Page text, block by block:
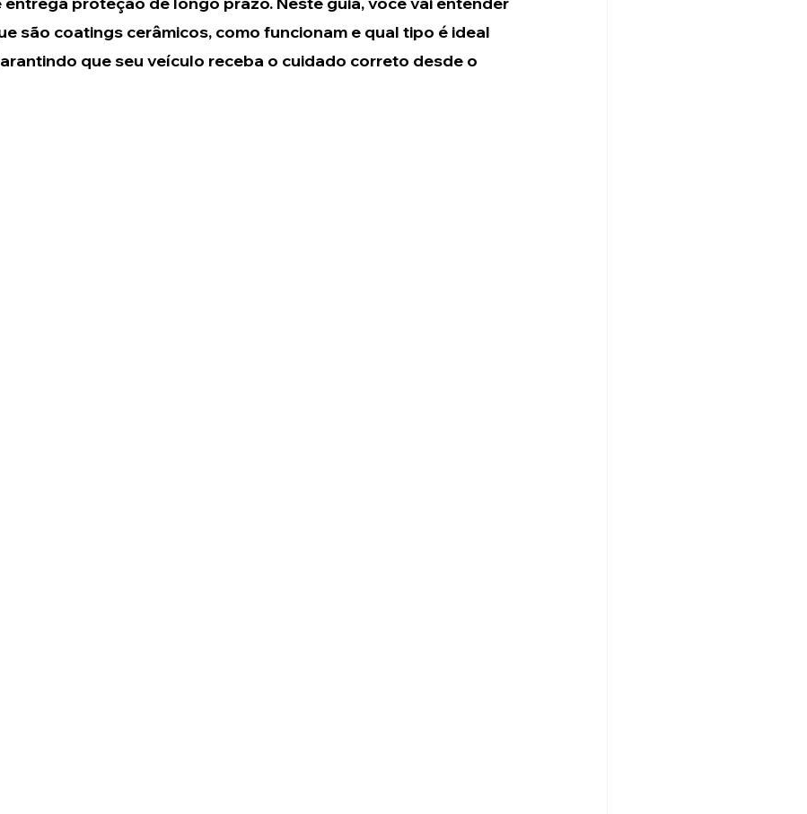
são coatings cerâmicos, como funcionam e qual tipo é ideal
que seu veículo receba o cuidado correto desde o